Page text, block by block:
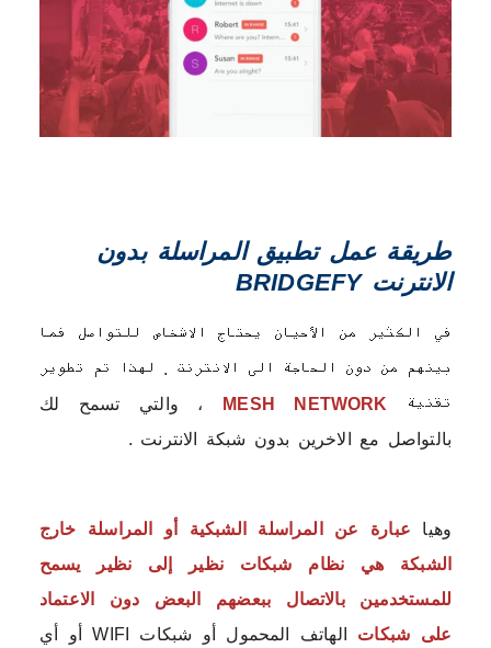
طريقة عمل تطبيق المراسلة بدون
الانترنت BRIDGEFY
في الكثير من الأحيان يحتاج الاشخاص للتواصل فما
بينهم من دون الحاجة الى الانترنت . لهذا تم تطوير
تقنية
MESH NETWORK
، والتي تسمح لك
بالتواصل مع الاخرين بدون شبكة الانترنت .
وهيا عبارة عن المراسلة الشبكية أو المراسلة خارج
الشبكة هي نظام شبكات نظير إلى نظير يسمح
للمستخدمين بالاتصال ببعضهم البعض دون الاعتماد
على شبكات
الهاتف المحمول أو شبكات WIFI أو أي